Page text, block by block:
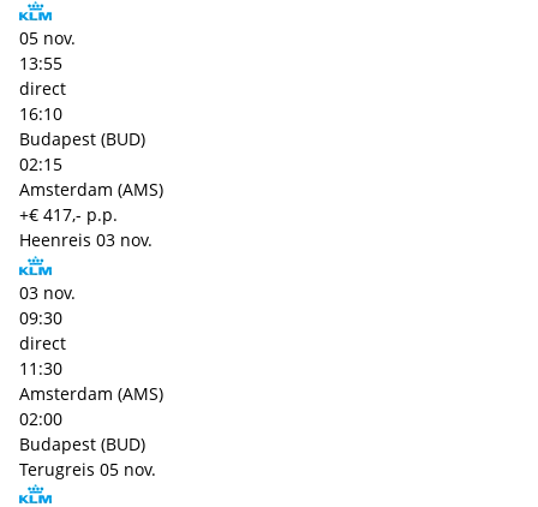
05 nov.
13:55
direct
16:10
Budapest (BUD)
02:15
Amsterdam (AMS)
+€ 417,- p.p.
Heenreis 03 nov.
03 nov.
09:30
direct
11:30
Amsterdam (AMS)
02:00
Budapest (BUD)
Terugreis 05 nov.